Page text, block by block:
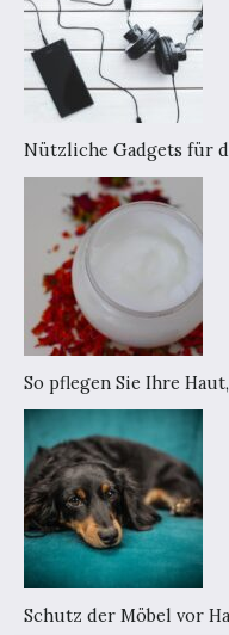
Nützliche Gadgets für
So pflegen Sie Ihre
Schutz der Möbel vor